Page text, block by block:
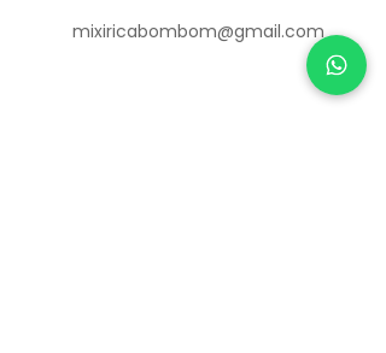
mixiricabombom@gmail.com